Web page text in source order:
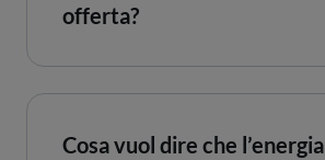
offerta?
Cosa vuol dire che l’energia